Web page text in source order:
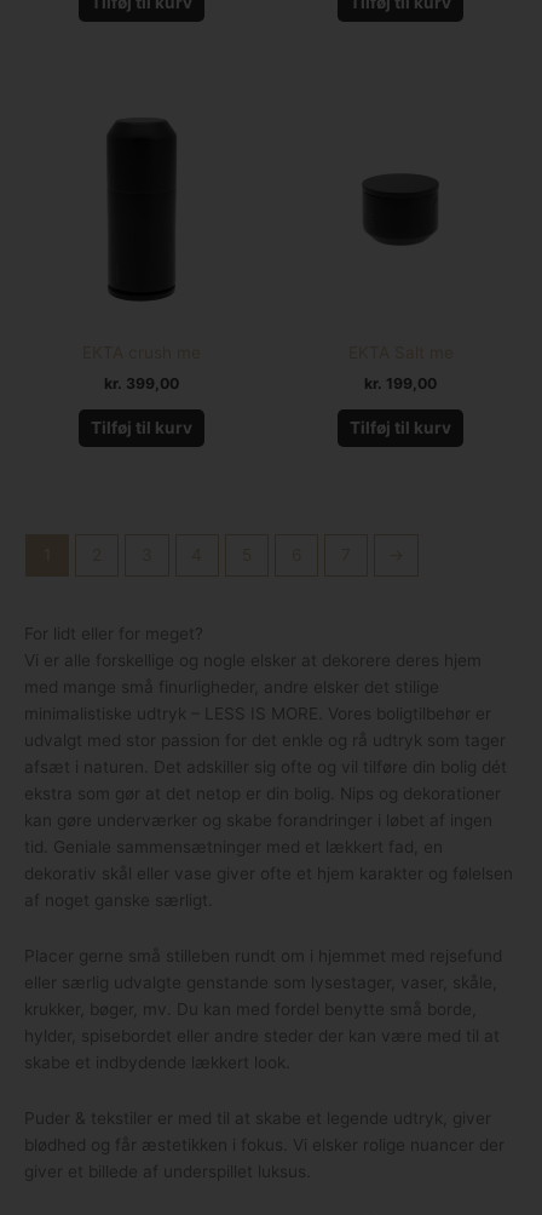
kr. 399,00
Tilføj til kurv
kr. 199,00
Tilføj til kurv
For lidt eller for meget?
Vi er alle forskellige og nogle elsker at dekorere deres hjem
med mange små finurligheder, andre elsker det stilige
minimalistiske udtryk – LESS IS MORE. Vores boligtilbehør er
udvalgt med stor passion for det enkle og rå udtryk som tager
afsæt i naturen. Det adskiller sig ofte og vil tilføre din bolig dét
ekstra som gør at det netop er din bolig. Nips og dekorationer
kan gøre underværker og skabe forandringer i løbet af ingen
tid. Geniale sammensætninger med et lækkert fad, en
dekorativ skål eller vase giver ofte et hjem karakter og følelsen
af noget ganske særligt.
Placer gerne små stilleben rundt om i hjemmet med rejsefund
eller særlig udvalgte genstande som lysestager, vaser, skåle,
krukker, bøger, mv. Du kan med fordel benytte små borde,
hylder, spisebordet eller andre steder der kan være med til at
skabe et indbydende lækkert look.
Puder & tekstiler er med til at skabe et legende udtryk, giver
blødhed og får æstetikken i fokus. Vi elsker rolige nuancer der
giver et billede af underspillet luksus.